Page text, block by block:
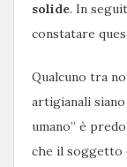
solide. In
constatare
Qualcuno tra
artigianali
umano” è
che il soggetto